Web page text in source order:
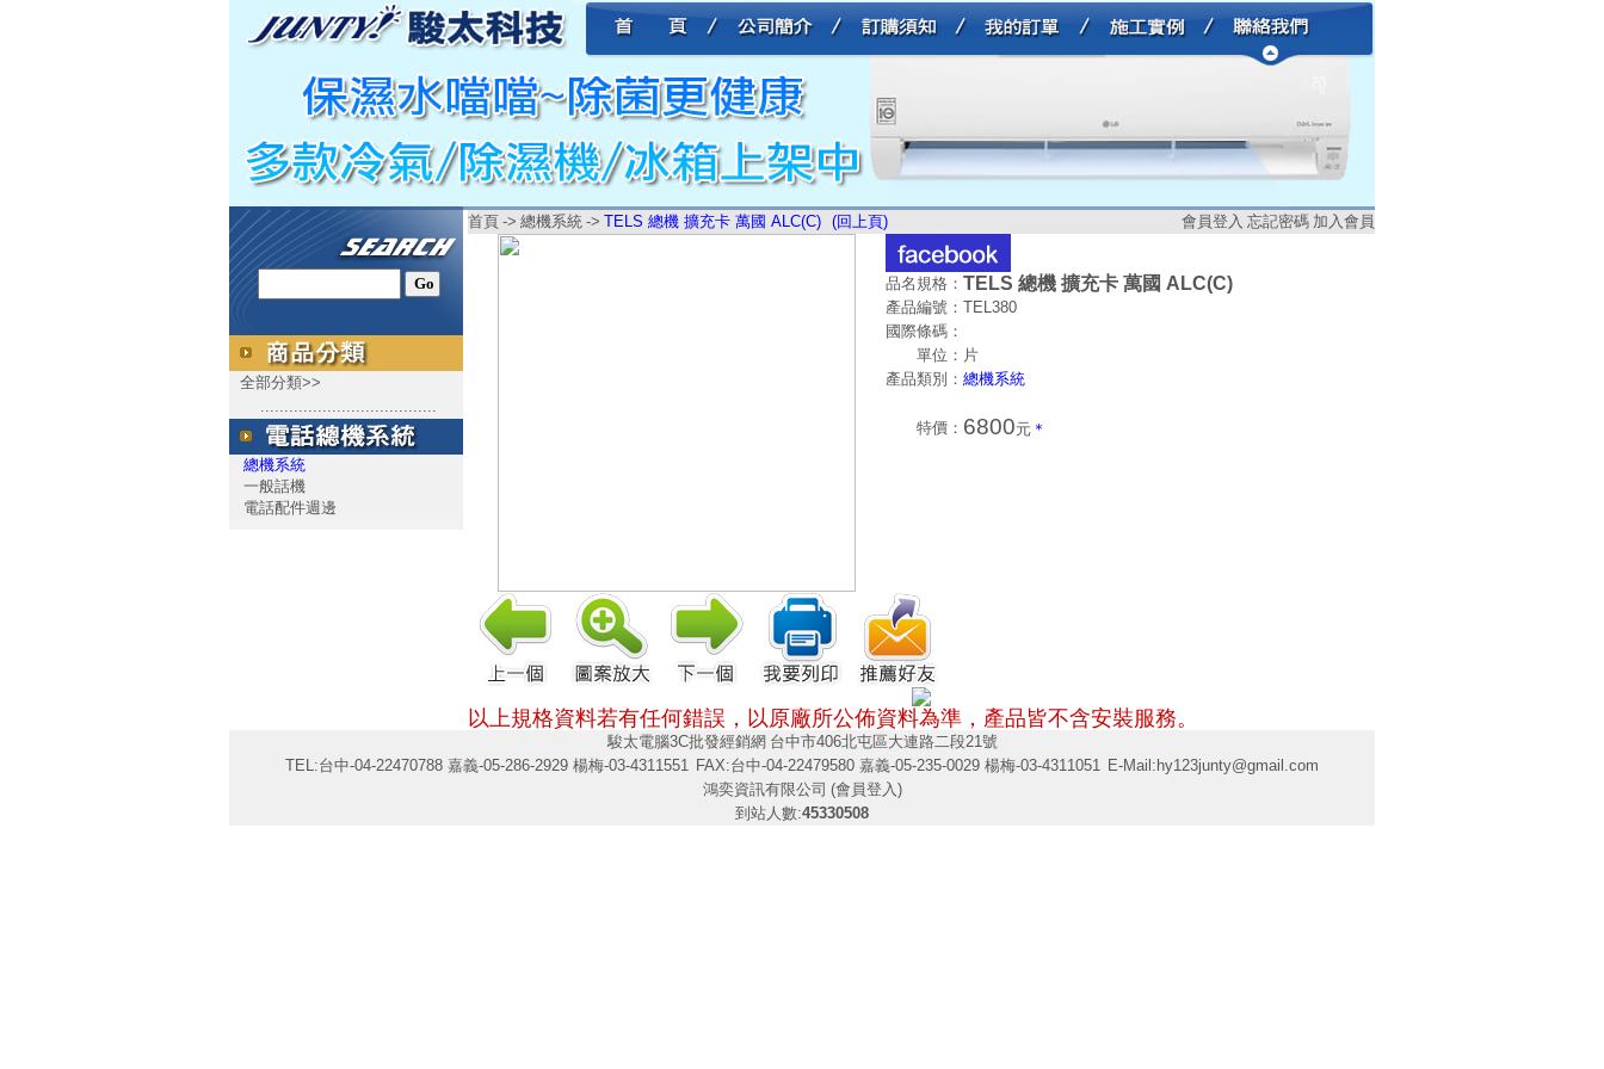
全部分類>>
.....................................
總機系統
一般話機
電話配件週邊
首頁 -> 總機系統 -> TELS 總機 擴充卡 萬國 ALC(C) (回上頁) 會員登入 忘記密碼 加入會員
品名規格： TELS 總機 擴充卡 萬國 ALC(C)
產品編號： TEL380
國際條碼：
單位： 片
產品類別： 總機系統
特價： 6800元 ＊
以上規格資料若有任何錯誤，以原廠所公佈資料為準， 產品皆不含安裝服務。
駿太電腦3C批發經銷網 台中市406北屯區大連路二段21號
TEL:台中-04-22470788 嘉義-05-286-2929 楊梅-03-4311551 FAX:台中-04-22479580 嘉義-05-235-0029 楊梅-03-4311051 E-Mail: hy123junty@gmail.com
鴻奕資訊有限公司 (會員登入)
到站人數:45330508